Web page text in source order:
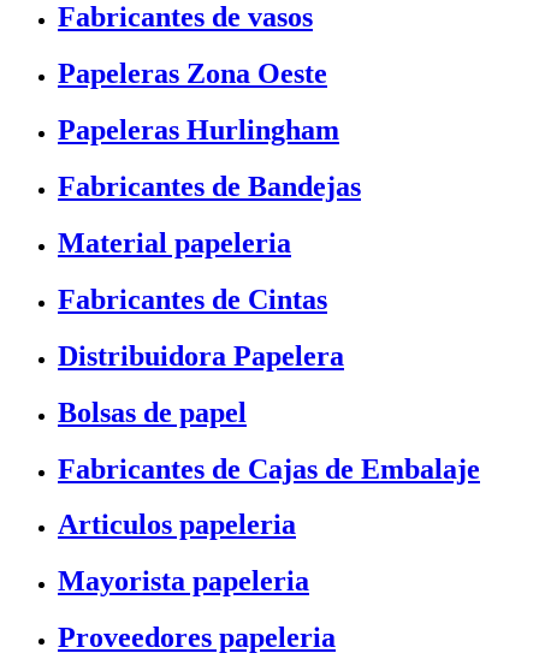
Fabricantes de vasos
Papeleras Zona Oeste
Papeleras Hurlingham
Fabricantes de Bandejas
Material papeleria
Fabricantes de Cintas
Distribuidora Papelera
Bolsas de papel
Fabricantes de Cajas de Embalaje
Articulos papeleria
Mayorista papeleria
Proveedores papeleria